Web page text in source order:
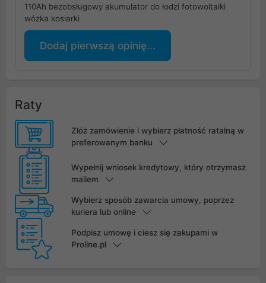
110Ah bezobsługowy akumulator do łodzi fotowoltaiki
wózka kosiarki
Dodaj pierwszą opinię...
Raty
Złóż zamówienie i wybierz płatność ratalną w
preferowanym banku
Wypełnij wniosek kredytowy, który otrzymasz
mailem
Wybierz sposób zawarcia umowy, poprzez
kuriera lub online
Podpisz umowę i ciesz się zakupami w
Proline.pl